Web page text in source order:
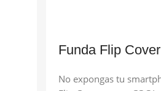
Funda Flip
No expongas tu